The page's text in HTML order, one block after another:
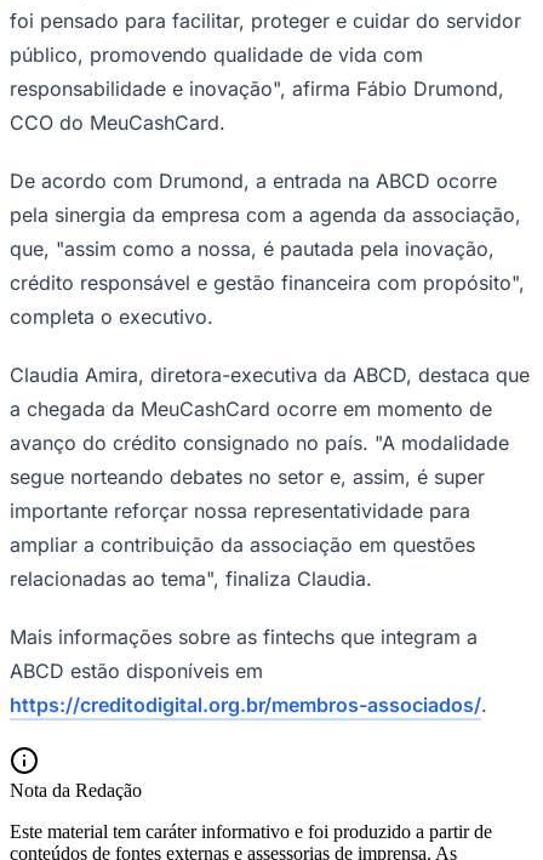
Competições de Futebol
Brasileirão Série A
Brasileirão Série B
Copa do Brasil
Sul-Americana
Copa América
Champions League
La Liga
Bundesliga
Mundial 2026
foi pensado para facilitar, proteger e cuidar do servidor
público, promovendo qualidade de vida com
responsabilidade e inovação", afirma Fábio Drumond,
CCO do MeuCashCard.
De acordo com Drumond, a entrada na ABCD ocorre
pela sinergia da empresa com a agenda da associação,
que, "assim como a nossa, é pautada pela inovação,
crédito responsável e gestão financeira com propósito",
completa o executivo.
Claudia Amira, diretora-executiva da ABCD, destaca que
a chegada da MeuCashCard ocorre em momento de
avanço do crédito consignado no país. "A modalidade
segue norteando debates no setor e, assim, é super
importante reforçar nossa representatividade para
ampliar a contribuição da associação em questões
relacionadas ao tema", finaliza Claudia.
Mais informações sobre as fintechs que integram a
ABCD estão disponíveis em
https://creditodigital.org.br/membros-associados/.
Nota da Redação
Este material tem caráter informativo e foi produzido a partir de
conteúdos de fontes externas e assessorias de imprensa. As